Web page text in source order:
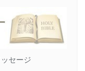
セージ